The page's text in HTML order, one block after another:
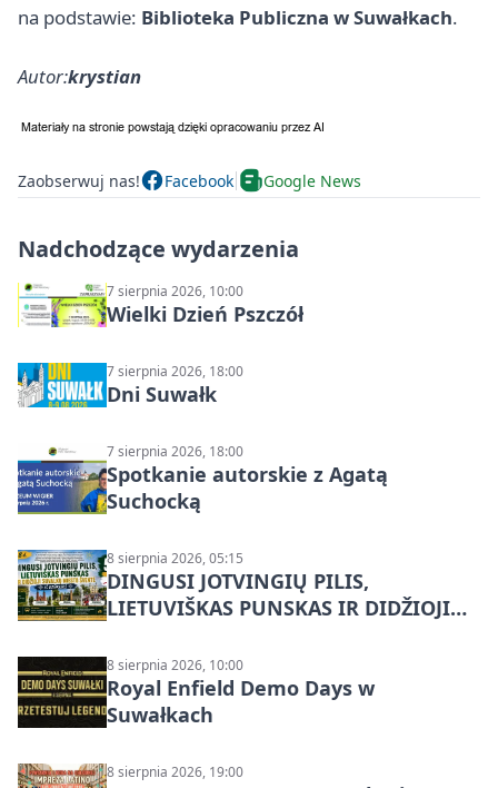
na podstawie: Biblioteka Publiczna w Suwałkach.
Autor:krystian
Zaobserwuj nas! Facebook Google News
Nadchodzące wydarzenia
7 sierpnia 2026, 10:00
Wielki Dzień Pszczół
7 sierpnia 2026, 18:00
Dni Suwałk
7 sierpnia 2026, 18:00
Spotkanie autorskie z Agatą
Suchocką
8 sierpnia 2026, 05:15
DINGUSI JOTVINGIŲ PILIS,
LIETUVIŠKAS PUNSKAS IR DIDŽIOJI
DZŪKIJOS – jednodienė kelionė
8 sierpnia 2026, 10:00
Royal Enfield Demo Days w
Suwałkach
8 sierpnia 2026, 19:00